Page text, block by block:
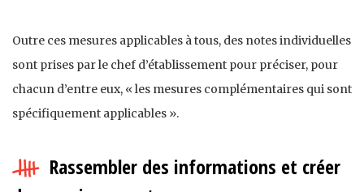
Outre ces mesures applicables à tous, des notes individuelles
sont prises par le chef d’établissement pour préciser, pour
chacun d’entre eux, « les mesures complémentaires qui sont
spécifiquement applicables ».
Rassembler des informations et créer